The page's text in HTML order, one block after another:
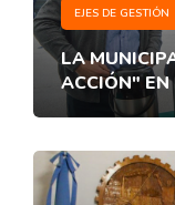
EJES DE GESTIÓN
LA
ACCIÓN" EN